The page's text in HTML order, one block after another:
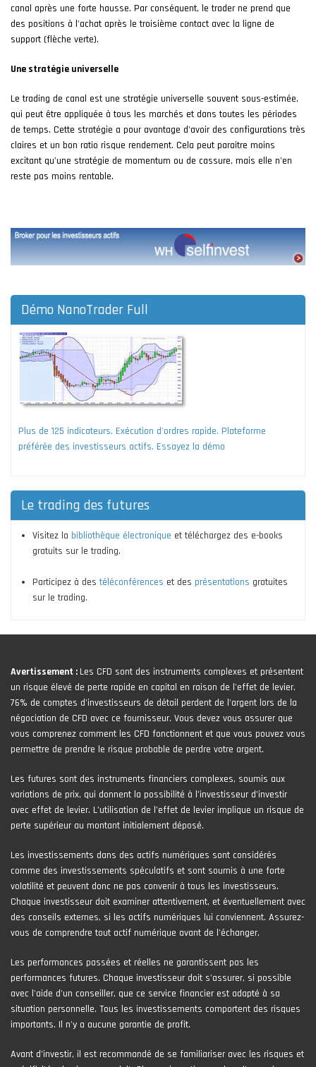
canal après une forte hausse. Par conséquent, le trader ne prend que
des positions à l'achat après le troisième contact avec la ligne de
support (flèche verte).
Une stratégie universelle
Le trading de canal est une stratégie universelle souvent sous-estimée,
qui peut être appliquée à tous les marchés et dans toutes les périodes
de temps. Cette stratégie a pour avantage d'avoir des configurations très
claires et un bon ratio risque rendement. Cela peut paraitre moins
excitant qu'une stratégie de momentum ou de cassure, mais elle n'en
reste pas moins rentable.
Démo NanoTrader Full
Plus de 125 indicateurs. Exécution d'ordres rapide. Plateforme
préférée des investisseurs actifs. Essayez la démo
Le trading des futures
Visitez la bibliothèque électronique et téléchargez des e-books
gratuits sur le trading.
Participez à destéléconférences et des présentations gratuites
sur le trading.
Avertissement : Les CFD sont des instruments complexes et présentent
un risque élevé de perte rapide en capital en raison de l'effet de levier.
76% de comptes d'investisseurs de détail perdent de l'argent lors de la
négociation de CFD avec ce fournisseur. Vous devez vous assurer que
vous comprenez comment les CFD fonctionnent et que vous pouvez vous
permettre de prendre le risque probable de perdre votre argent.
Les futures sont des instruments financiers complexes, soumis aux
variations de prix, qui donnent la possibilité à l’investisseur d’investir
avec effet de levier. L’utilisation de l’effet de levier implique un risque de
perte supérieur au montant initialement déposé.
Les investissements dans des actifs numériques sont considérés
comme des investissements spéculatifs et sont soumis à une forte
volatilité et peuvent donc ne pas convenir à tous les investisseurs.
Chaque investisseur doit examiner attentivement, et éventuellement avec
des conseils externes, si les actifs numériques lui conviennent. Assurez-
vous de comprendre tout actif numérique avant de l'échanger.
Les performances passées et réelles ne garantissent pas les
performances futures. Chaque investisseur doit s'assurer, si possible
avec l'aide d'un conseiller, que ce service financier est adapté à sa
situation personnelle. Tous les investissements comportent des risques
importants. Il n'y a aucune garantie de profit.
Avant d’investir, il est recommandé de se familiariser avec les risques et